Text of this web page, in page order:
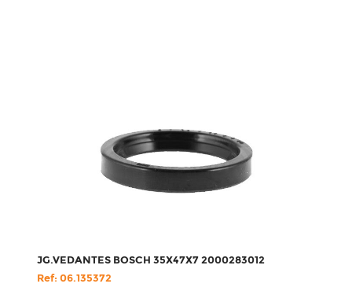
JG.VEDANTES BOSCH 35X47X7 2000283012
Ref: 06.135372